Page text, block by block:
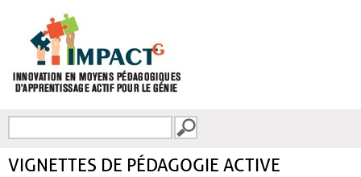
FORMULAIRE DE
VIGNETTES DE PÉDAGOGIE ACTIVE